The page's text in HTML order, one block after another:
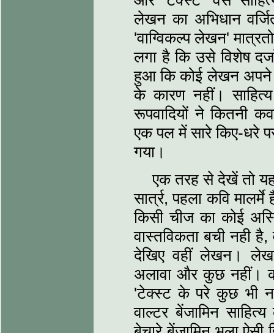
लेखन का अभिधान
'वाग्विकल्‍प लेखन'
लगा है कि उसे विशेष
हुआ कि कोई लेखन अपने
के कारण नहीं।
रूपवादियों ने कितनी
एक पल में सारे किए-धरे
गया।
एक तरह से देखें तो
सार्त्र, पहला कवि
किसी चीज का कोई
वास्‍तविकता बची नही
देखिए वहीं लेखन।
अलावा और कुछ नहीं।
'टेक्‍स्‍ट के परे कुछ भी
वाल्‍टर बेंजामिन